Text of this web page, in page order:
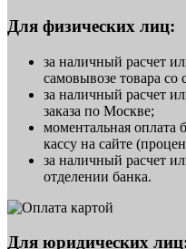
Для физических лиц:
за наличный расчет
самовывозе товара со
за наличный расчет
заказа по Москве;
моментальная оплата
кассу на сайте
за наличный расчет
отделении банка.
Для юридических